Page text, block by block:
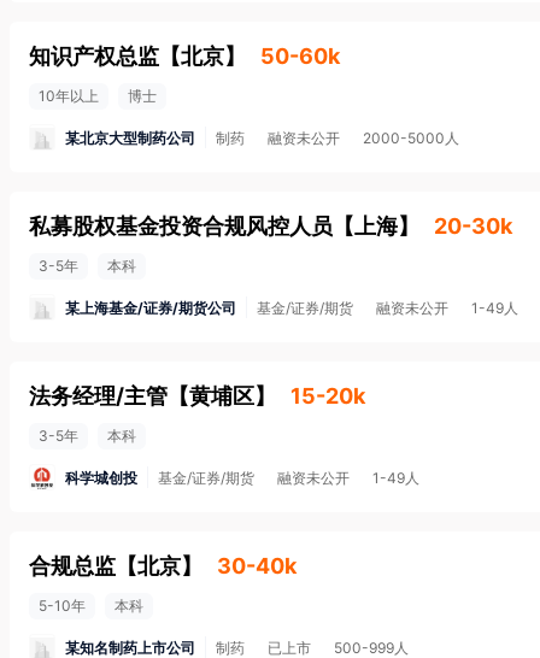
知识产权总监 【北京】 50-60k
10年以上 博士
某北京大型制药公司 制药 融资未公开 2000-5000人
私募股权基金投资合规风控人员 【 上海】 20-30k
3-5年 本科
某上海基金/证券/期货公司 基金/证券/期货 融资未公开 1-49人
法务经理/主管 【黄埔区】 15-20k
3-5年 本科
科学城创投 基金/证券/期货 融资未公开 1-49人
合规总监 【北京】 30-40k
5-10年 本科
某知名制药上市公司 制药 已上市 500-999人